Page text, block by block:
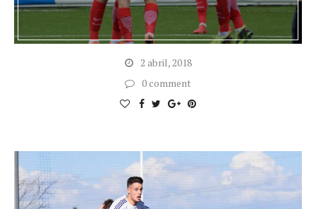
2 abril, 2018
0 comment